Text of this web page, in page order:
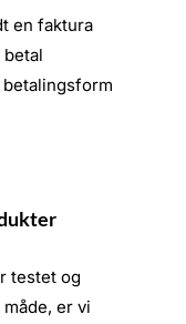
en faktura
betal
testet og
er vi